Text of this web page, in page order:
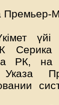
Премьер-
үйі
Серика
РК,
Указа